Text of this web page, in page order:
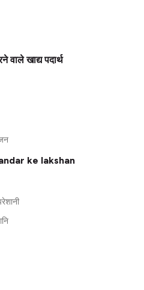
खाद्य पदार्थ
ke lakshan